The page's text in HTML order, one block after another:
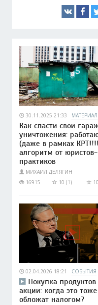
30.11.2025 21:33
Как спасти свои
уничтожения:
(даже в рамках
алгоритм от юристов-
практиков
МИХАИЛ ДЕЛЯГИН
16915
10 (1)
02.04.2026 18:21 СОБЫТИЯ
Покупка
акции: когда это тоже
обложат налогом?